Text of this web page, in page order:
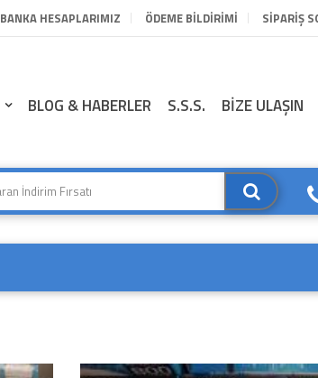
BANKA HESAPLARIMIZ ÖDEME BILDIRIMI SIPARIŞ
BLOG & HABERLER S.S.S. BİZE ULAŞIN